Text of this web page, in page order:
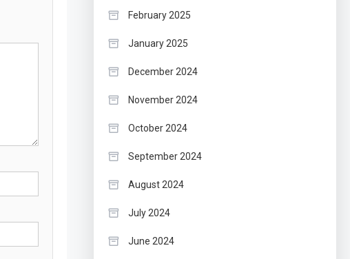
February 2025
January 2025
December 2024
November 2024
October 2024
September 2024
August 2024
July 2024
June 2024